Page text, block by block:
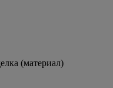
(материал)